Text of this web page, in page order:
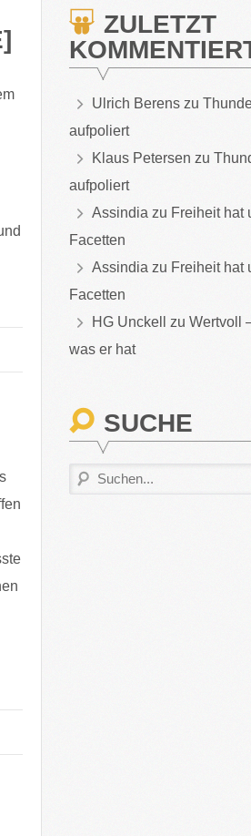
ZULETZT
Ulrich Berenszu
aufpoliert
Klaus Petersen zu
aufpoliert
Assindia zu Freiheit hat
Facetten
Assindia zu Freiheit hat
Facetten
HG Unckell
zu Wertvoll
was er hat
SUCHE